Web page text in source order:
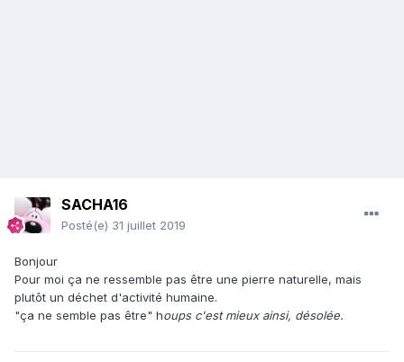
SACHA16
Posté(e) 31 juillet 2019
Bonjour
Pour moi ça ne ressemble pas être une pierre naturelle, mais
plutôt un déchet d'activité humaine.
"ça ne semble pas être" houps c'est mieux ainsi, désolée.